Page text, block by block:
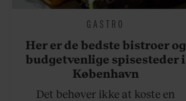
GASTRO
Her er de bedste bistroer og
budgetvenlige spisesteder i
København
Det behøver ikke at koste en